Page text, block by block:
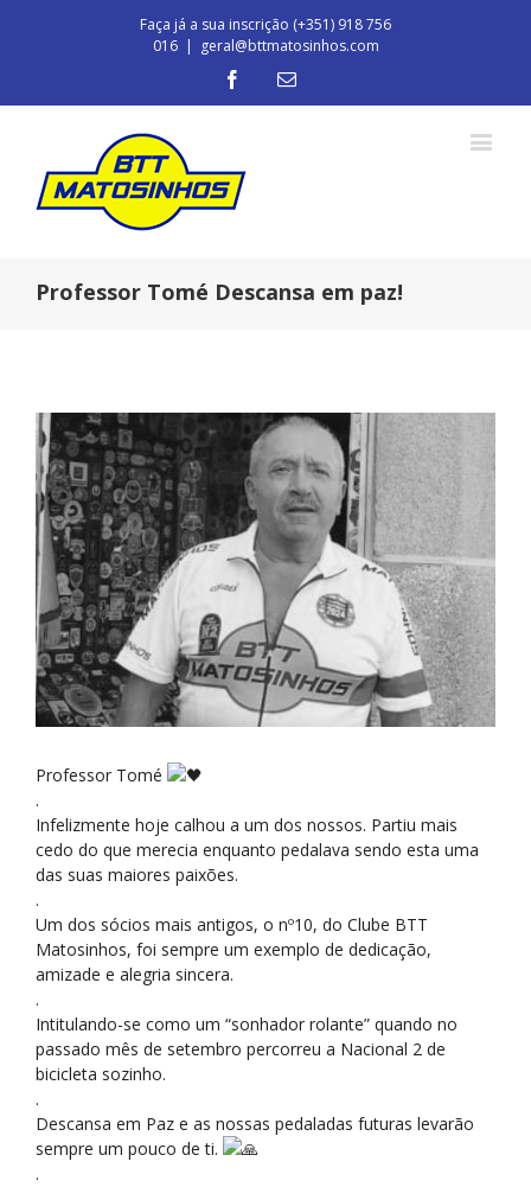
Faça já a sua inscrição (+351) 918 756
016 | geral@bttmatosinhos.com
Professor Tomé Descansa em paz!
Professor Tomé
.
Infelizmente hoje calhou a um dos nossos. Partiu mais
cedo do que merecia enquanto pedalava sendo esta uma
das suas maiores paixões.
.
Um dos sócios mais antigos, o nº10, do Clube BTT
Matosinhos, foi sempre um exemplo de dedicação,
amizade e alegria sincera.
.
Intitulando-se como um “sonhador rolante” quando no
passado mês de setembro percorreu a Nacional 2 de
bicicleta sozinho.
.
Descansa em Paz e as nossas pedaladas futuras levarão
sempre um pouco de ti.
.